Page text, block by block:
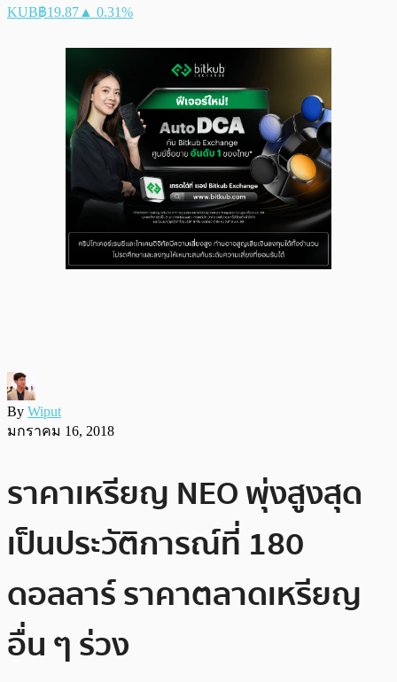
KUB฿19.87 ▲ 0.31%
By Wiput
มกราคม 16, 2018
ราคาเหรียญ NEO พุ่งสูงสุด
เป็นประวัติการณ์ที่ 180
ดอลลาร์ ราคาตลาดเหรียญ
อื่น ๆ ร่วง